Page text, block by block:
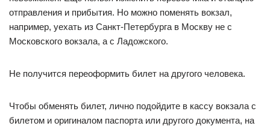
отправления и прибытия. Но можно поменять вокзал,
например, уехать из Санкт-Петербурга в Москву не с
Московского вокзала, а с Ладожского.
Не получится переоформить билет на другого человека.
Чтобы обменять билет, лично подойдите в кассу вокзала с
билетом и оригиналом паспорта или другого документа, на